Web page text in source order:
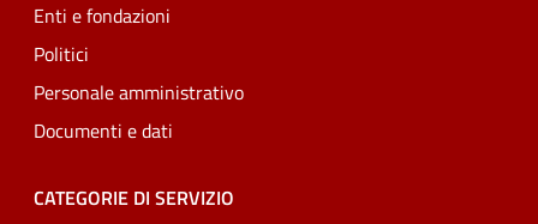
Enti e fondazioni
Politici
Personale amministrativo
Documenti e dati
CATEGORIE DI SERVIZIO